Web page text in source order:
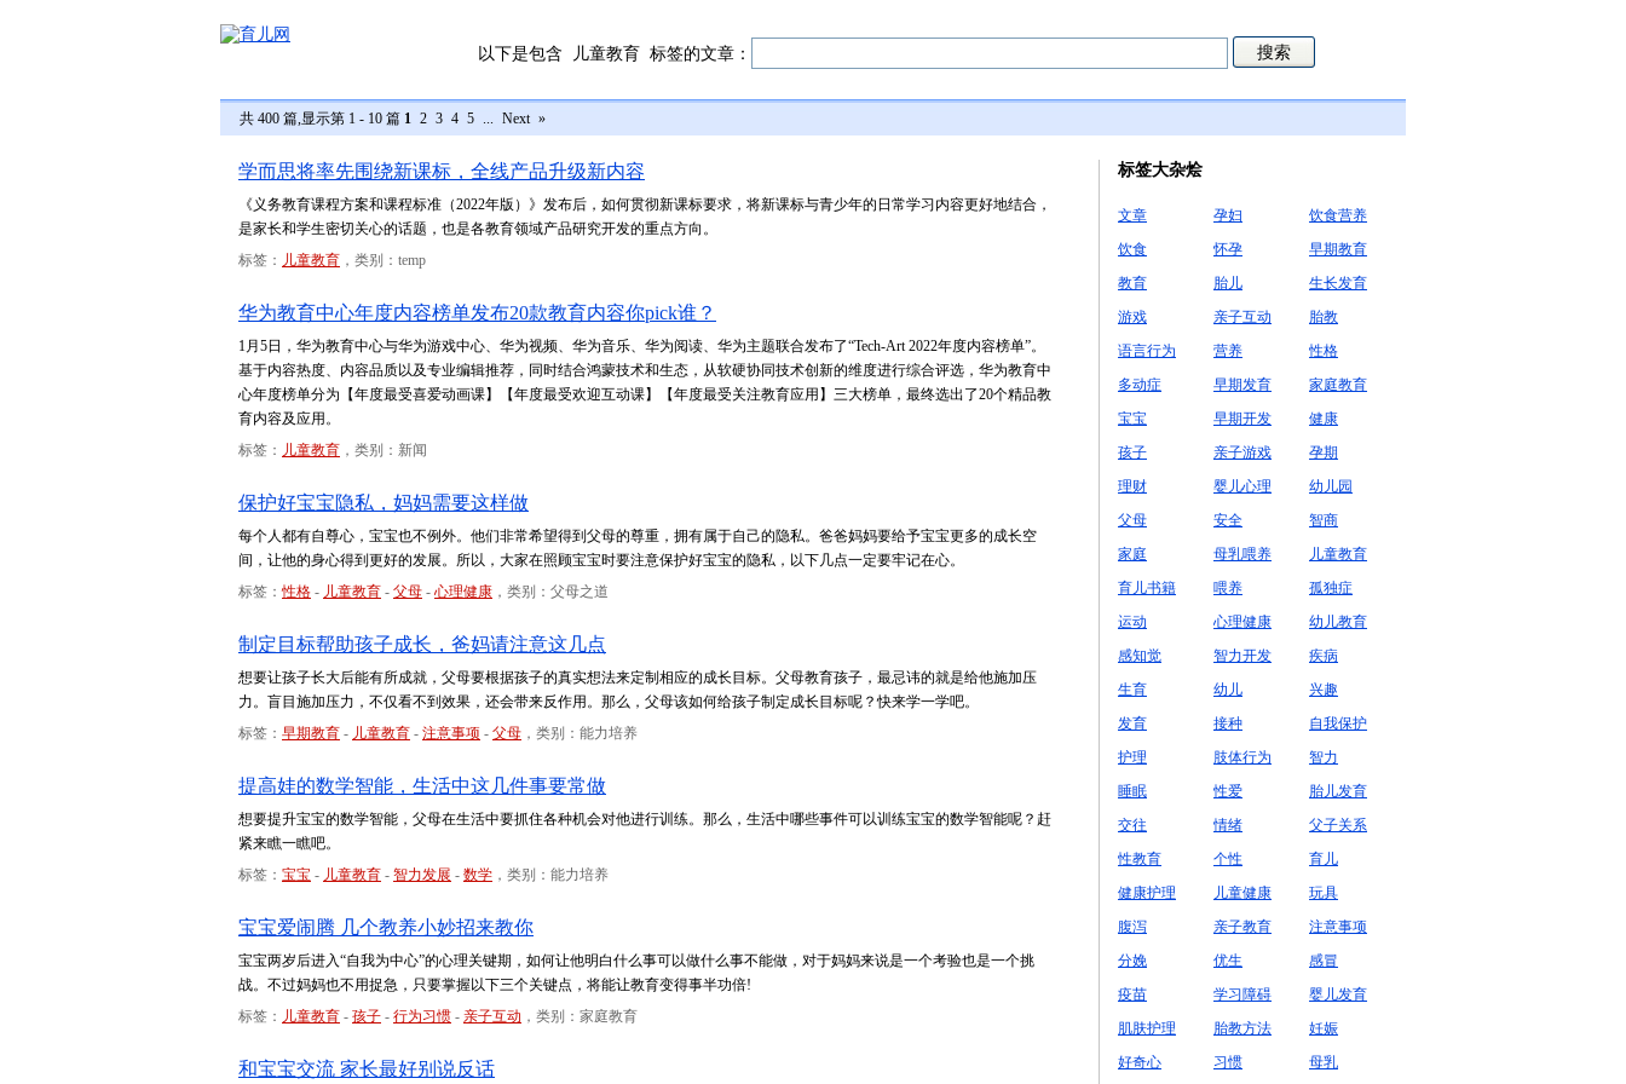
以下是包含 儿童教育 标签的文章：
共 400 篇,显示第 1 - 10 篇 1 2 3 4 5 ... Next »
学而思将率先围绕新课标，全线产品升级新内容
《义务教育课程方案和课程标准（2022年版）》发布后，如何贯彻新课标要求，将新课标与青少年的日常学习内容更好地结合，
是家长和学生密切关心的话题，也是各教育领域产品研究开发的重点方向。
标签： 儿童教育 ，类别：temp
华为教育中心年度内容榜单发布20款教育内容你pick谁？
1月5日，华为教育中心与华为游戏中心、华为视频、华为音乐、华为阅读、华为主题联合发布了“Tech-Art 2022年度内容榜单”。
基于内容热度、内容品质以及专业编辑推荐，同时结合鸿蒙技术和生态，从软硬协同技术创新的维度进行综合评选，华为教育中
心年度榜单分为【年度最受喜爱动画课】【年度最受欢迎互动课】【年度最受关注教育应用】三大榜单，最终选出了20个精品教
育内容及应用。
标签： 儿童教育 ，类别：新闻
保护好宝宝隐私，妈妈需要这样做
每个人都有自尊心，宝宝也不例外。他们非常希望得到父母的尊重，拥有属于自己的隐私。爸爸妈妈要给予宝宝更多的成长空
间，让他的身心得到更好的发展。所以，大家在照顾宝宝时要注意保护好宝宝的隐私，以下几点一定要牢记在心。
标签：性格 - 儿童教育 - 父母 - 心理健康 ，类别：父母之道
制定目标帮助孩子成长，爸妈请注意这几点
想要让孩子长大后能有所成就，父母要根据孩子的真实想法来定制相应的成长目标。父母教育孩子，最忌讳的就是给他施加压
力。盲目施加压力，不仅看不到效果，还会带来反作用。那么，父母该如何给孩子制定成长目标呢？快来学一学吧。
标签： 早期教育 - 儿童教育 - 注意事项 - 父母 ，类别：能力培养
提高娃的数学智能，生活中这几件事要常做
想要提升宝宝的数学智能，父母在生活中要抓住各种机会对他进行训练。那么，生活中哪些事件可以训练宝宝的数学智能呢？赶
紧来瞧一瞧吧。
标签： 宝宝 - 儿童教育 - 智力发展 - 数学 ，类别：能力培养
宝宝爱闹腾 几个教养小妙招来教你
宝宝两岁后进入“自我为中心”的心理关键期，如何让他明白什么事可以做什么事不能做，对于妈妈来说是一个考验也是一个挑
战。不过妈妈也不用捉急，只要掌握以下三个关键点，将能让教育变得事半功倍!
标签： 儿童教育 - 孩子 - 行为习惯 - 亲子互动 ，类别：家庭教育
和宝宝交流 家长最好别说反话
标签大杂烩
文章 孕妇
饮食营养
饮食
怀孕
早期教育
教育
胎儿
生长发育
游戏
亲子互动
胎教
语言行为
营养
性格
多动症
早期发育
家庭教育
宝宝
早期开发
健康
孩子
亲子游戏
孕期
理财
婴儿心理
幼儿园
父母
安全
智商
家庭
母乳喂养
儿童教育
育儿书籍
喂养
孤独症
运动
心理健康
幼儿教育
感知觉
智力开发
疾病
生育
幼儿
兴趣
发育
接种
自我保护
护理
肢体行为
智力
睡眠
性爱
胎儿发育
交往
情绪
父子关系
性教育
个性
育儿
健康护理
儿童健康
玩具
腹泻
亲子教育
注意事项
分娩
优生
感冒
疫苗
学习障碍
婴儿发育
肌肤护理
胎教方法
妊娠
好奇心
习惯
母乳